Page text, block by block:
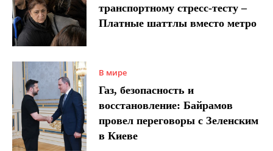
транспортному стресс-тесту –
Платные шаттлы вместо метро
В мире
Газ, безопасность и
восстановление: Байрамов
провел переговоры с Зеленским
в Киеве